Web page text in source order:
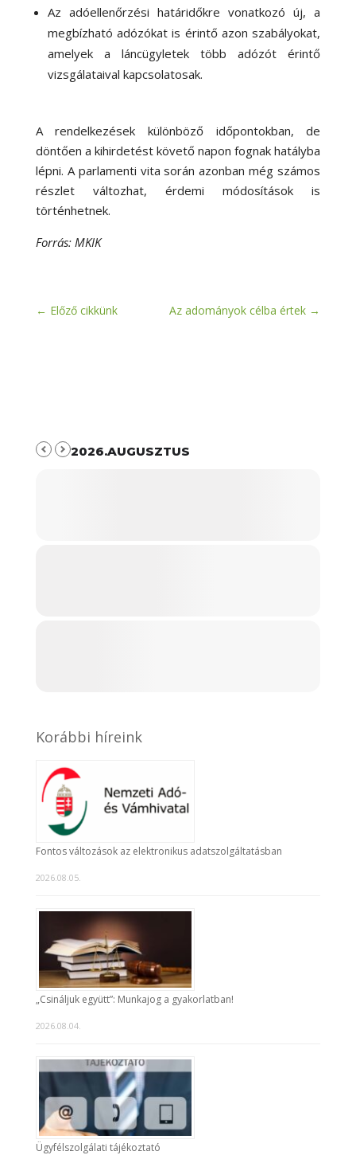
Az adóellenőrzési határidőkre vonatkozó új, a
megbízható adózókat is érintő azon szabályokat,
amelyek a láncügyletek több adózót érintő
vizsgálataival kapcsolatosak.
A rendelkezések különböző időpontokban, de
döntően a kihirdetést követő napon fognak hatályba
lépni. A parlamenti vita során azonban még számos
részlet változhat, érdemi módosítások is
történhetnek.
Forrás: MKIK
← Előző cikkünk Az adományok célba értek →
2026.AUGUSZTUS
Korábbi híreink
Fontos változások az elektronikus adatszolgáltatásban
2026.08.05.
„Csináljuk együtt”: Munkajog a gyakorlatban!
2026.08.04.
Ügyfélszolgálati tájékoztató